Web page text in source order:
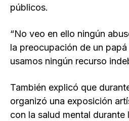
públicos.
“No veo en ello ningún
la preocupación de un
usamos ningún recurso
También explicó que
organizó una exposición
con la salud mental durante